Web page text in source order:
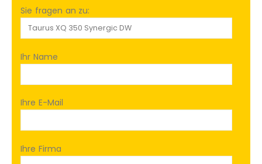
Sie fragen an zu:
Ihr Name
Ihre E-Mail
Ihre Firma